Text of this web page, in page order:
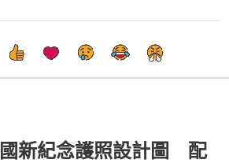
新紀念護照設計圖 配